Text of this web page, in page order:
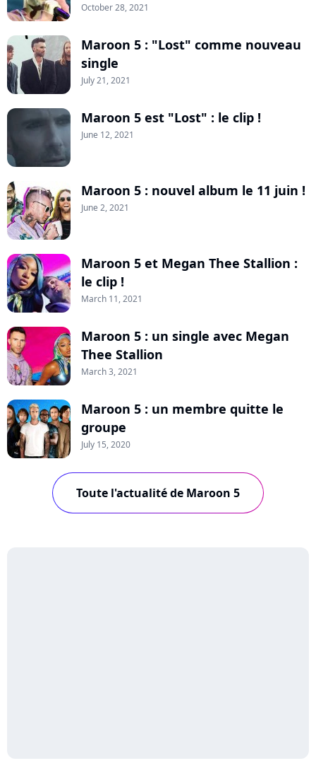
October 28, 2021
Maroon 5 : "Lost" comme nouveau
single
July 21, 2021
Maroon 5 est "Lost" : le clip !
June 12, 2021
Maroon 5 : nouvel album le 11 juin !
June 2, 2021
Maroon 5 et Megan Thee Stallion :
le clip !
March 11, 2021
Maroon 5 : un single avec Megan
Thee Stallion
March 3, 2021
Maroon 5 : un membre quitte le
groupe
July 15, 2020
Toute l'actualité de Maroon 5